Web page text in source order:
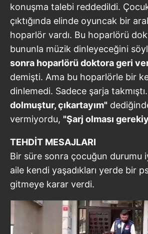
konuşma talebi reddedildi.
çıktığında elinde oyuncak bir
hoparlör vardı. Bu hoparlörü
bununla müzik dinleyeceğini
sonra hoparlörü doktora geri
demişti. Ama bu hoparlörle bir
dinlemedi. Sadece şarja
dolmuştur, çıkartayım"
vermiyordu, "Şarj olması
TEHDİT MESAJLARI
Bir süre sonra çocuğun durumu
aile kendi yaşadıkları yerde bir
gitmeye karar verdi.